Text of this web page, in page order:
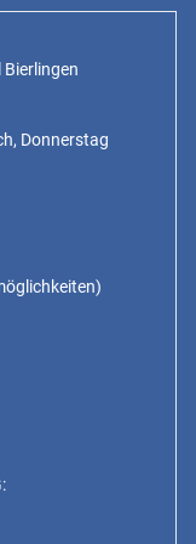
Donnerstag